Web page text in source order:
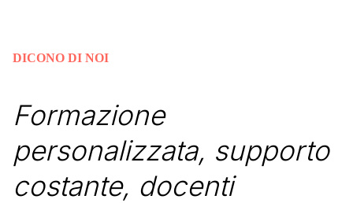
DICONO DI NOI
Formazione
personalizzata, supporto
costante, docenti